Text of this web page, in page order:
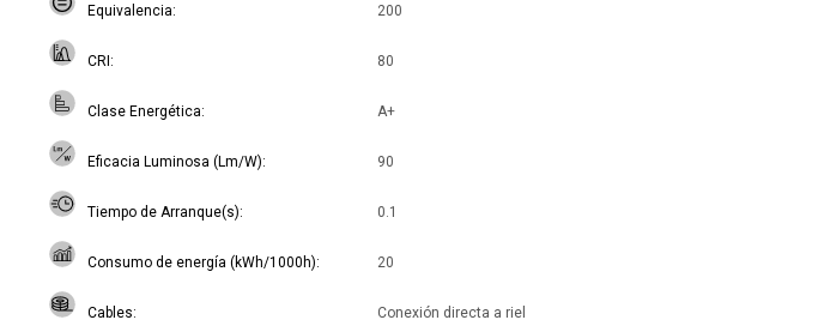
Equivalencia 200
CRI 80
Clase Energética A+
Eficacia Luminosa (Lm/W) 90
Tiempo de Arranque(s) 0.1
Consumo de energía (kWh/1000h) 20
Cables Conexión directa a riel